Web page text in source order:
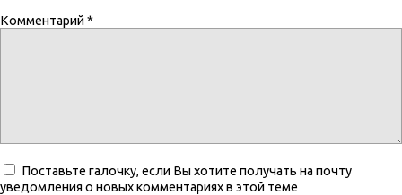
Комментарий*
Поставьте галочку, если Вы хотите получать на почту
уведомления о новых комментариях в этой теме